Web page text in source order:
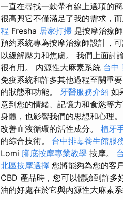
一直在尋找一款帶有線上選項的
很高興它不僅滿足了我的需求，
程 Fresha 居家打掃 是按摩治療
預約系統專為按摩治療師設計，
以緩解壓力和焦慮。 我們上面討
很有用。 內源性大麻素系統 台中
免疫系統和許多其他過程至關重要
的狀態和功能。 牙醫服務介紹 如
意到您的情緒、記憶力和食慾等
身體，也影響我們的思想和心理。
改善血液循環的活性成分。 植牙
的綜合技術。 台中排毒養生館服
Lomi 腳底按摩專業教學 按摩。
北區按摩選擇 您將能夠為您的客
CBD 產品時，您可以體驗到許多
油的好處在於它與內源性大麻素系